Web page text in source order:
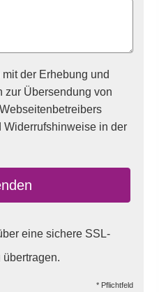
mit der Erhebung und
zur Übersendung von
Widerrufshinweise in der
eine sichere SSL-
* Pflichtfeld